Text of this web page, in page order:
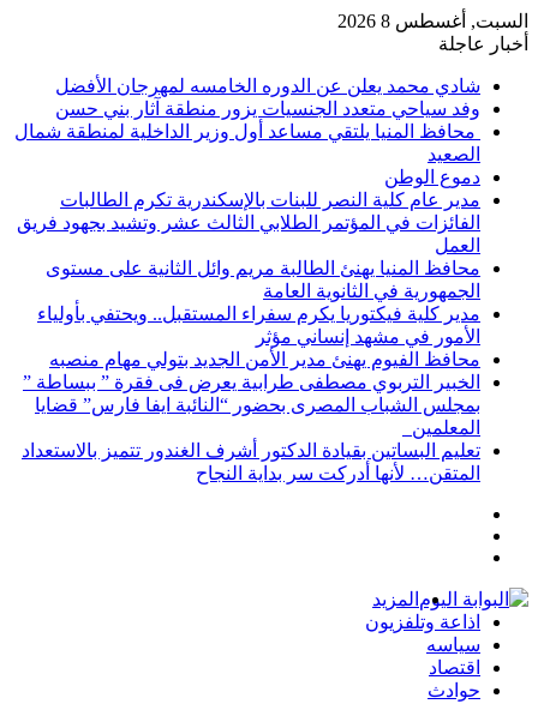
السبت, أغسطس 8 2026
أخبار عاجلة
شادي محمد يعلن عن الدوره الخامسه لمهرجان الأفضل
وفد سياحي متعدد الجنسيات يزور منطقة آثار بني حسن
محافظ المنيا يلتقي مساعد أول وزير الداخلية لمنطقة شمال
الصعيد
دموع الوطن
مدير عام كلية النصر للبنات بالإسكندرية تكرم الطالبات
الفائزات في المؤتمر الطلابي الثالث عشر وتشيد بجهود فريق
العمل
محافظ المنيا يهنئ الطالبة مريم وائل الثانية على مستوى
الجمهورية في الثانوية العامة
مدير كلية فيكتوريا يكرم سفراء المستقبل.. ويحتفي بأولياء
الأمور في مشهد إنساني مؤثر
محافظ الفيوم يهنئ مدير الأمن الجديد بتولي مهام منصبه
الخبير التربوي مصطفى طرابية يعرض فى فقرة ” ببساطة ”
بمجلس الشباب المصرى بحضور “النائبة ايفا فارس” قضايا
المعلمين
تعليم البساتين بقيادة الدكتور أشرف الغندور تتميز بالاستعداد
المتقن… لأنها أدركت سر بداية النجاح
المزيد
اذاعة وتلفزيون
سياسه
اقتصاد
حوادث